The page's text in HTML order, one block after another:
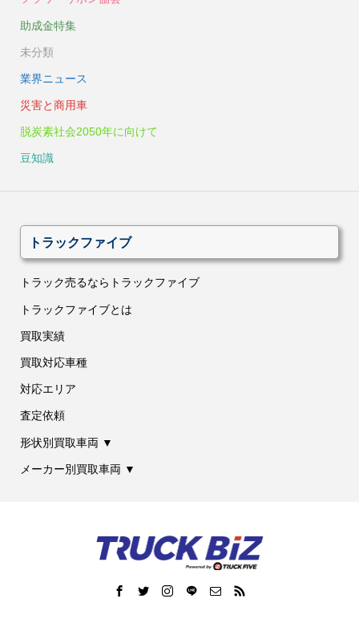
助成金特集
未分類
業界ニュース
災害と商用車
脱炭素社会2050年に向けて
豆知識
トラックファイブ
トラック売るならトラックファイブ
トラックファイブとは
買取実績
買取対応車種
対応エリア
査定依頼
形状別買取車両 ▼
メーカー別買取車両 ▼